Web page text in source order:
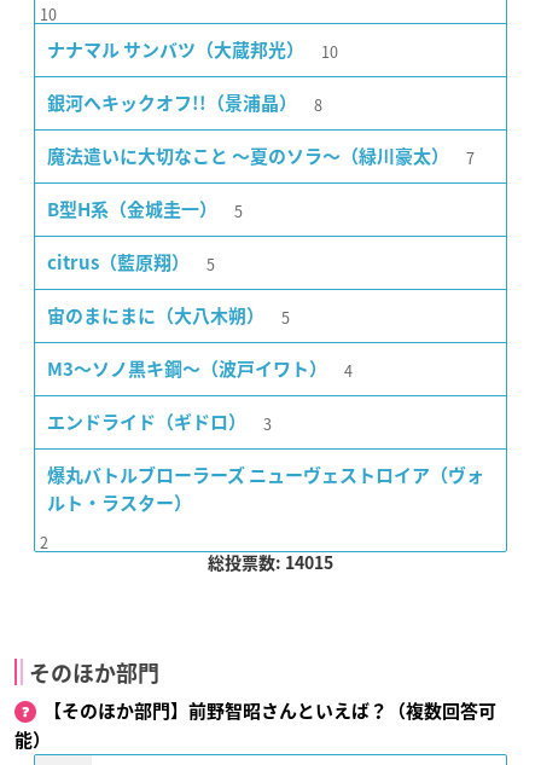
10
ナナマル サンバツ（大蔵邦光） 10
銀河へキックオフ!!（景浦晶） 8
魔法遣いに大切なこと 〜夏のソラ〜（緑川豪太） 7
B型H系（金城圭一） 5
citrus（藍原翔） 5
宙のまにまに（大八木朔） 5
M3〜ソノ黒キ鋼〜（波戸イワト） 4
エンドライド（ギドロ） 3
爆丸バトルブローラーズ ニューヴェストロイア（ヴォ
ルト・ラスター）
2
総投票数: 14015
そのほか部門
【そのほか部門】前野智昭さんといえば？（複数回答可
能）